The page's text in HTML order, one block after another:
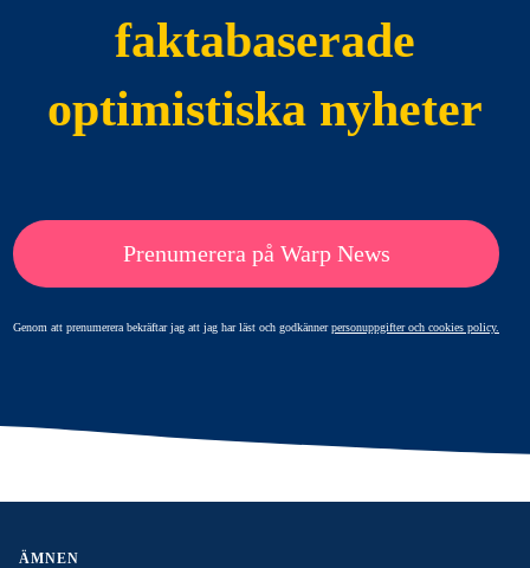
faktabaserade
optimistiska nyheter
Prenumerera på Warp News
Genom att prenumerera bekräftar jag att jag har läst och godkännerpersonuppgifter och cookies policy.
ÄMNEN